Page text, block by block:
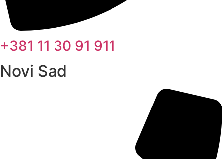
+381 11 30 91 911
Novi Sad